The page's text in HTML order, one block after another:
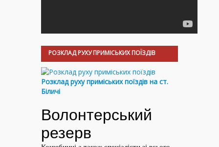
РОЗКЛАД РУХУ ПРИМІСЬКИХ ПОЇЗДІВ
Розклад руху приміських поїздів на ст.
Біличі